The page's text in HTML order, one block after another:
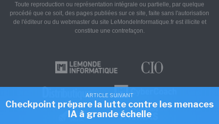
ARTICLE SUIVANT
Checkpoint prépare la lutte contre les menaces
IA à grande échelle
Toute reproduction ou représentation intégrale ou partielle, par quelque
procédé que ce soit, des pages publiées sur ce site, faite sans l'autorisation
de l'éditeur ou du webmaster du site LeMondeInformatique.fr est illicite et
constitue une contrefaçon.